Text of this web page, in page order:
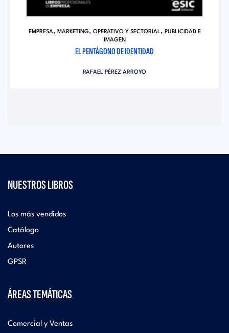
EMPRESA, MARKETING, OPERATIVO Y SECTORIAL, PUBLICIDAD E
IMAGEN
EL PENTÁGONO DE IDENTIDAD
RAFAEL PÉREZ ARROYO
NUESTROS LIBROS
Los más vendidos
Catálogo
Autores
GPSR
ÁREAS TEMÁTICAS
Comercial y Ventas